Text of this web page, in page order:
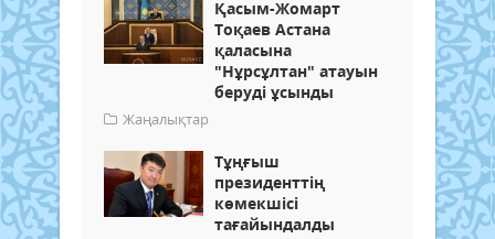
Қасым-Жомарт
Тоқаев Астана
қаласына
"Нұрсұлтан" атауын
беруді ұсынды
Жаңалықтар
Тұңғыш
президенттің
көмекшісі
тағайындалды